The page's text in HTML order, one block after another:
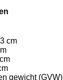
cm
gewicht (GVW)